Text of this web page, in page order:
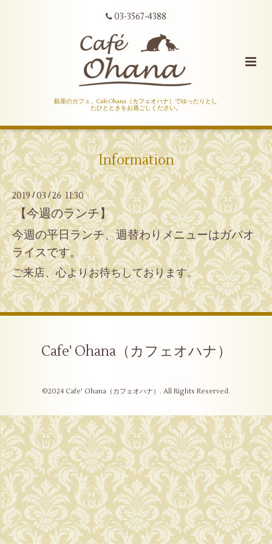
03-3567-4388
銀座のカフェ、Cafe Ohana（カフェオハナ）でゆったりとし
たひとときをお過ごしください。
Information
2019/03 /26 11:30
【今週のランチ】
今週の平日ランチ、週替わりメニューはガパオ
ライスです。
ご来店、心よりお待ちしております。
Cafe' Ohana（カフェオハナ）
©2024 Cafe' Ohana（カフェオハナ） . All Rights Reserved.